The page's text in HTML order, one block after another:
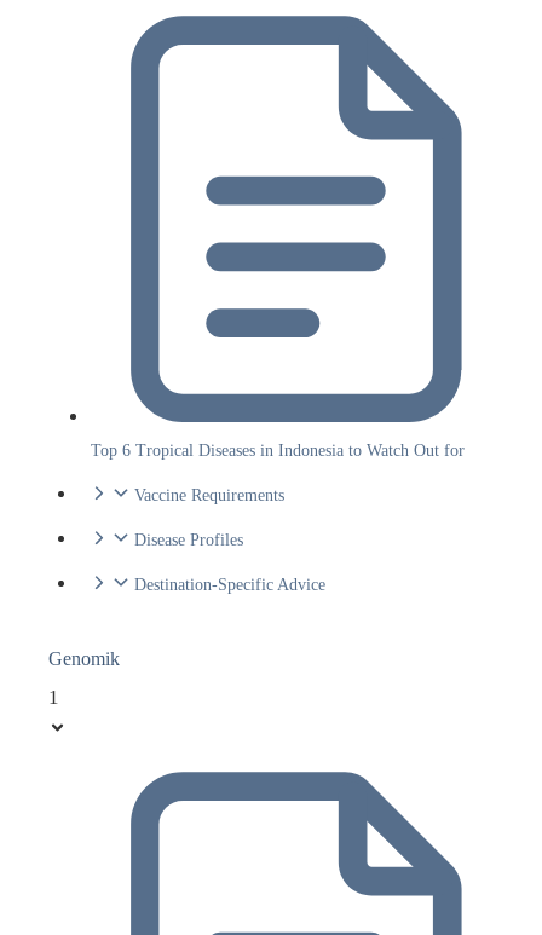
Top 6 Tropical Diseases in Indonesia to Watch Out for
Vaccine Requirements
Disease Profiles
Destination-Specific Advice
Genomik
1